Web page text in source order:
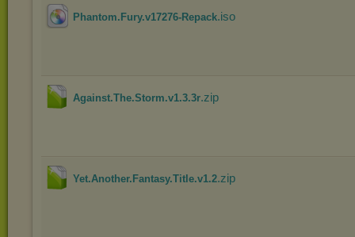
Phantom.Fury.v17276-Repack.iso
Against.The.Storm.v1.3.3r.zip
Yet.Another.Fantasy.Title.v1.2.zip